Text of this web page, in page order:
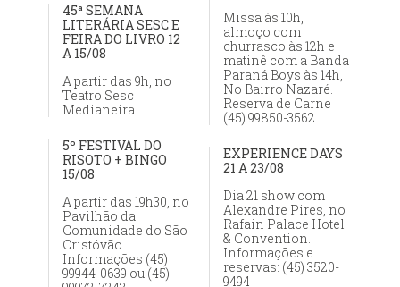
Missa às 10h,
almoço com
churrasco às 12h e
matinê com a Banda
Paraná Boys às 14h,
No Bairro Nazaré.
Reserva de Carne
(45) 99850-3562
45ª SEMANA
LITERÁRIA SESC E
FEIRA DO LIVRO 12
A 15/08
A partir das 9h, no
Teatro Sesc
Medianeira
5º FESTIVAL DO
RISOTO + BINGO
15/08
A partir das 19h30, no
Pavilhão da
Comunidade do São
Cristóvão.
Informações (45)
99944-0639 ou (45)
EXPERIENCE DAYS
21 A 23/08
Dia 21 show com
Alexandre Pires, no
Rafain Palace Hotel
& Convention.
Informações e
reservas: (45) 3520-
9494